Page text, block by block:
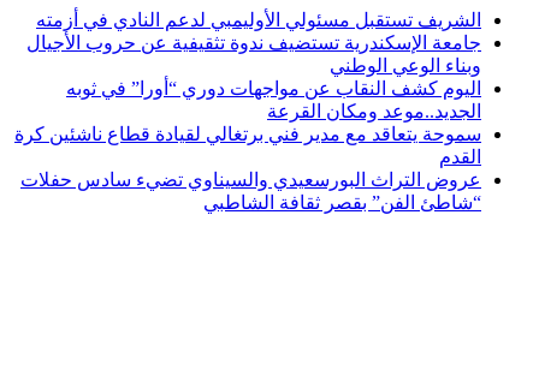
الشريف تستقبل مسئولي الأوليمبي لدعم النادي في أزمته
جامعة الإسكندرية تستضيف ندوة تثقيفية عن حروب الأجيال
وبناء الوعي الوطني
اليوم كشف النقاب عن مواجهات دوري “أورا” في ثوبه
الجديد..موعد ومكان القرعة
سموحة يتعاقد مع مدير فني برتغالي لقيادة قطاع ناشئين كرة
القدم
عروض التراث البورسعيدي والسيناوي تضيء سادس حفلات
“شاطئ الفن” بقصر ثقافة الشاطبي